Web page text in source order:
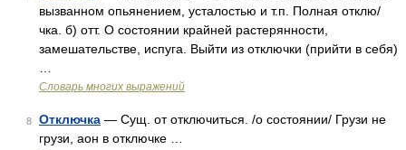
вызванном опьянением, усталостью и т.п. Полная отклю/
чка. б) отт. О состоянии крайней растерянности,
замешательстве, испуга. Выйти из отключки (прийти в себя)
Словарь многих выражений
8 Отключка — Сущ. от отключиться. /о состоянии/ Грузи не
грузи, аон в отключке …